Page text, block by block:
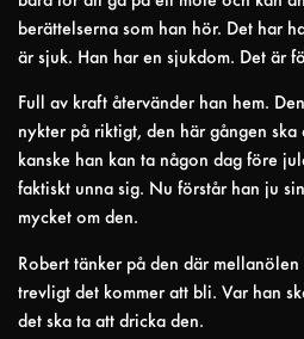
berättelserna som han hör. Det har
är sjuk. Han har en sjukdom. Det är
Full av kraft återvänder han hem.
nykter på riktigt, den här gången
kanske han kan ta någon dag före
faktiskt unna sig. Nu förstår han ju
mycket om den.
Robert tänker på den där
trevligt det kommer att bli. Var han
det ska ta att dricka den.